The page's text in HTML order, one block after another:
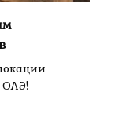
ОАЭ!